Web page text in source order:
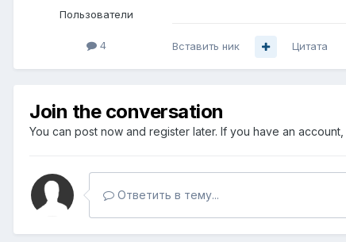
Пользователи
4 Вставить ник Цитата
Join the conversation
You can post now and register later. If you have an account,
Ответить в тему...